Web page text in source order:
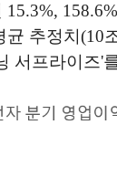
균 추정치(10
서프라이즈'